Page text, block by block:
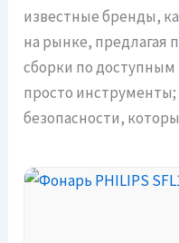
известные бренды,
на рынке, предлагая
сборки по
просто
безопасности,